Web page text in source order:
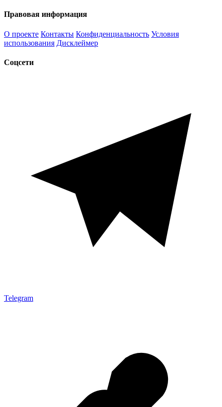
Правовая информация
О проекте Контакты Конфиденциальность Условия
использования Дисклеймер
Соцсети
Telegram